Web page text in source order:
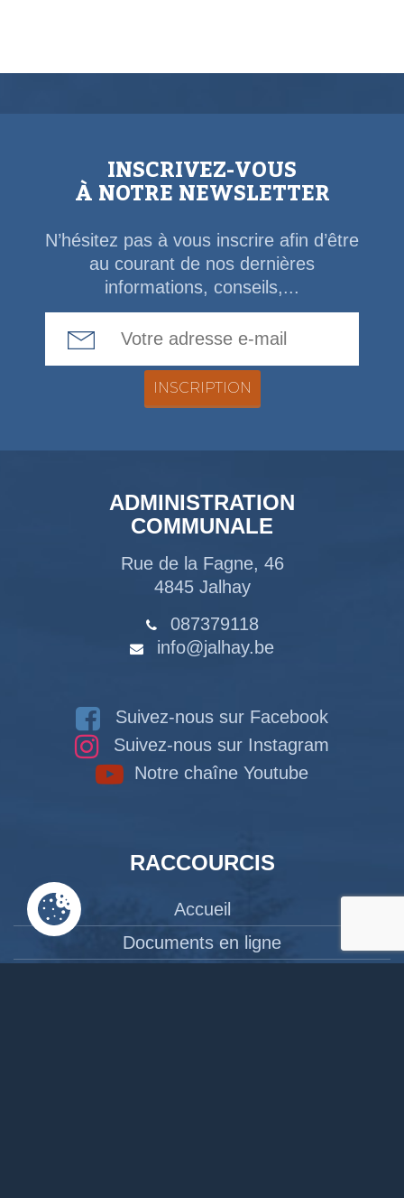
INSCRIVEZ-VOUS
À NOTRE NEWSLETTER
N’hésitez pas à vous inscrire afin d’être
au courant de nos dernières
informations, conseils,...
ADMINISTRATION
COMMUNALE
Rue de la Fagne, 46
4845 Jalhay
087379118
info@jalhay.be
Suivez-nous sur Facebook
Suivez-nous sur Instagram
Notre chaîne Youtube
RACCOURCIS
Accueil
Documents en ligne